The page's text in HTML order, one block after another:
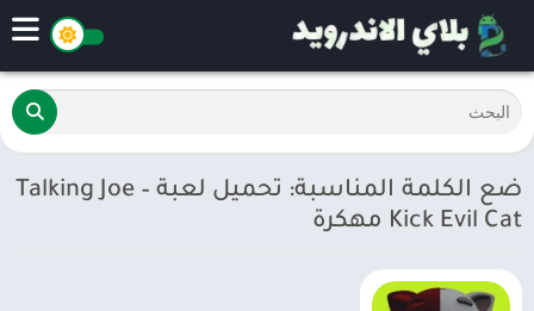
ضع الكلمة المناسبة: تحميل لعبة Talking Joe –
Kick Evil Cat مهكرة